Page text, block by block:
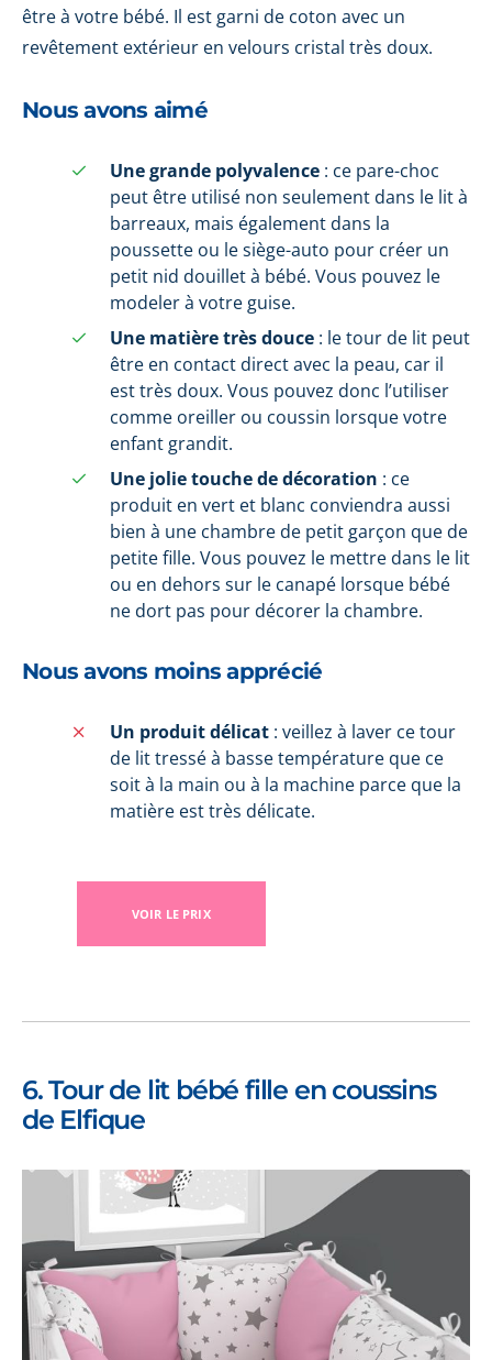
être à votre bébé. Il est garni de coton avec un
revêtement extérieur en velours cristal très doux.
Nous avons aimé
Une grande polyvalence : ce pare-choc
peut être utilisé non seulement dans le lit à
barreaux, mais également dans la
poussette ou le siège-auto pour créer un
petit nid douillet à bébé. Vous pouvez le
modeler à votre guise.
Une matière très douce : le tour de lit peut
être en contact direct avec la peau, car il
est très doux. Vous pouvez donc l’utiliser
comme oreiller ou coussin lorsque votre
enfant grandit.
Une jolie touche de décoration : ce
produit en vert et blanc conviendra aussi
bien à une chambre de petit garçon que de
petite fille. Vous pouvez le mettre dans le lit
ou en dehors sur le canapé lorsque bébé
ne dort pas pour décorer la chambre.
Nous avons moins apprécié
Un produit délicat : veillez à laver ce tour
de lit tressé à basse température que ce
soit à la main ou à la machine parce que la
matière est très délicate.
VOIR LE PRIX
6. Tour de lit bébé fille en coussins
de Elfique